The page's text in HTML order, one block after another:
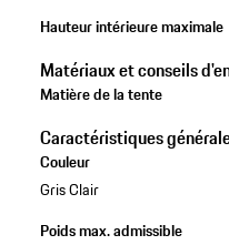
Hauteur intérieure maximale
Matériaux et conseils
Matière de la tente
Caractéristiques
Couleur
Gris Clair
Poids max. admissible